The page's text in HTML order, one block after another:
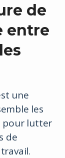
de
entre
une
les
pour lutter
de